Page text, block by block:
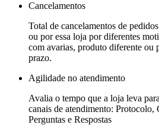
Cancelamentos
Total de cancelamentos de
ou por essa loja por diferentes
com avarias, produto diferente ou
prazo.
Agilidade no atendimento
Avalia o tempo que a loja leva
canais de atendimento: Protocolo,
Perguntas e Respostas